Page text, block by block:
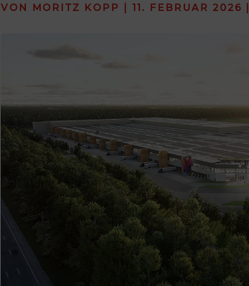
VON MORITZ KOPP | 11. FEBRUAR 2026 |